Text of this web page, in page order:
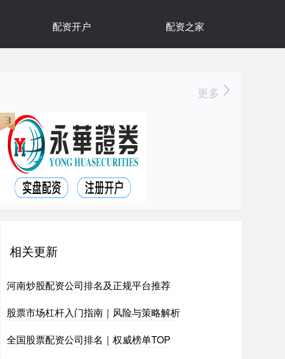
配资开户 配资之家
更多
相关更新
河南炒股配资公司排名及正规平台推荐
股票市场杠杆入门指南｜风险与策略解析
全国股票配资公司排名｜权威榜单TOP